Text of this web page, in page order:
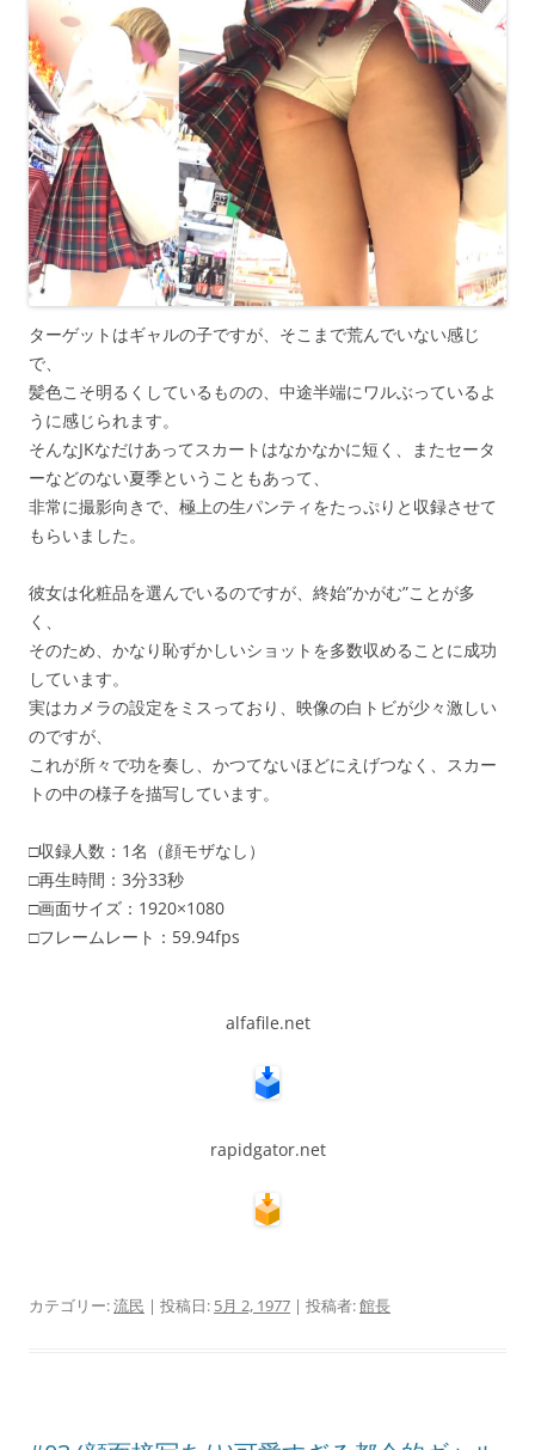
ターゲットはギャルの子ですが、そこまで荒んでいない感じ
で、
髪色こそ明るくしているものの、中途半端にワルぶっているよ
うに感じられます。
そんなJKなだけあってスカートはなかなかに短く、またセータ
ーなどのない夏季ということもあって、
非常に撮影向きで、極上の生パンティをたっぷりと収録させて
もらいました。
彼女は化粧品を選んでいるのですが、終始”かがむ”ことが多
く、
そのため、かなり恥ずかしいショットを多数収めることに成功
しています。
実はカメラの設定をミスっており、映像の白トビが少々激しい
のですが、
これが所々で功を奏し、かつてないほどにえげつなく、スカー
トの中の様子を描写しています。
□収録人数：1名（顔モザなし）
□再生時間：3分33秒
□画面サイズ：1920×1080
□フレームレート：59.94fps
alfafile.net
rapidgator.net
カテゴリー:流民 | 投稿日: 5月 2, 1977 | 投稿者:館長